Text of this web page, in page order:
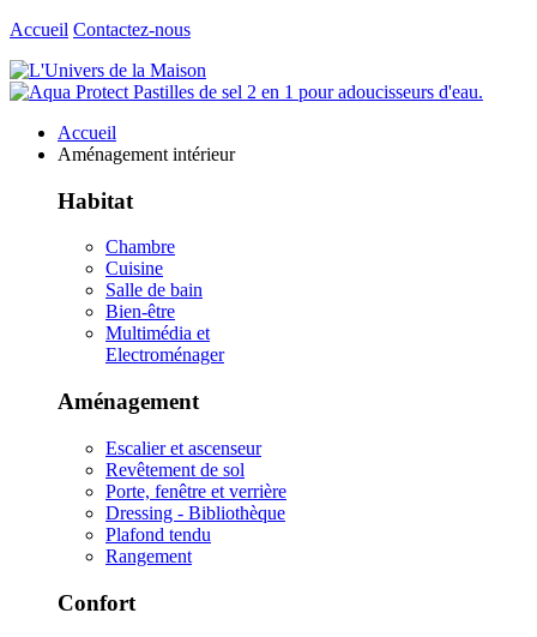
Accueil Contactez-nous
Accueil
Aménagement intérieur
Habitat
Chambre
Cuisine
Salle de bain
Bien-être
Multimédia et
Electroménager
Aménagement
Escalier et ascenseur
Revêtement de sol
Porte, fenêtre et verrière
Dressing - Bibliothèque
Plafond tendu
Rangement
Confort